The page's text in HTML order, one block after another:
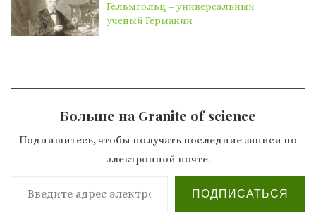
Гельмгольц – универсальный
ученый Германии
Больше на Granite of science
Подпишитесь, чтобы получать последние записи по
электронной почте.
Введите адрес электронной почты…
ПОДПИСАТЬСЯ